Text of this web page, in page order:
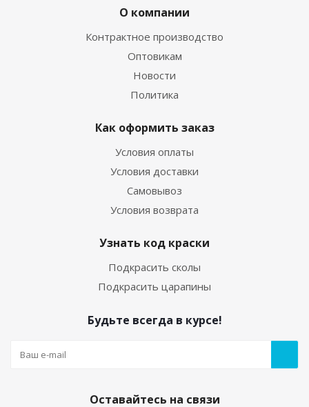
О компании
Контрактное производство
Оптовикам
Новости
Политика
Как оформить заказ
Условия оплаты
Условия доставки
Самовывоз
Условия возврата
Узнать код краски
Подкрасить сколы
Подкрасить царапины
Будьте всегда в курсе!
Оставайтесь на связи